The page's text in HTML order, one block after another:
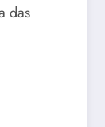
das